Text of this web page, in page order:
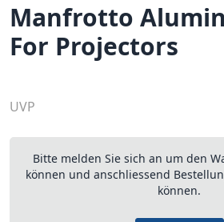
Manfrotto
For Projectors
UVP
Bitte melden Sie sich an um den
können und anschliessend
können.